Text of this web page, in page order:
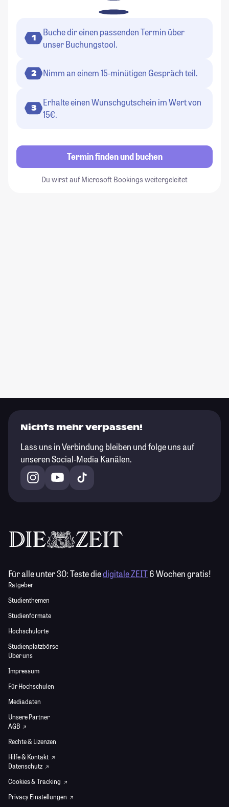
1
Buche dir einen passenden Termin über
unser Buchungstool.
2 Nimm an einem 15-minütigen Gespräch teil.
3
Erhalte einen Wunschgutschein im Wert von
15€.
Termin finden und buchen
Du wirst auf Microsoft Bookings weitergeleitet
Nichts mehr verpassen!
Lass uns in Verbindung bleiben und folge uns auf
unseren Social-Media Kanälen.
Für alle unter 30:Teste diedigitale ZEIT6 Wochen gratis!
Ratgeber
Studienthemen
Studienformate
Hochschulorte
Studienplatzbörse
Über uns
Impressum
Für Hochschulen
Mediadaten
Unsere Partner
AGB
Rechte & Lizenzen
Hilfe & Kontakt
Datenschutz
Cookies & Tracking
Privacy Einstellungen